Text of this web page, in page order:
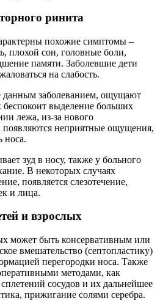
ринита
похожие симптомы –
плохой сон, головные боли,
памяти. Заболевшие дети
на слабость.
данным заболеванием, ощущают
беспокоит выделение больших
лежа, из-за нового
появляются неприятные ощущения,
носа.
зуд в носу, также у больного
В некоторых случаях
появляется слезотечение,
и лица.
и взрослых
может быть консервативным или
вмешательство (септопластику)
перегородки носа. Также
методами, как
сосудов и их дальнейшее
прижигание солями серебра.